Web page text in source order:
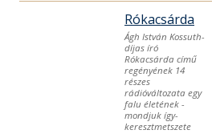
Rókacsárda
Ágh István Kossuth-
díjas író
Rókacsárda című
regényének 14
részes
rádióváltozata egy
falu életének -
mondjuk így-
keresztmetszete